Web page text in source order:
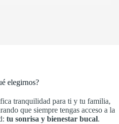
elegirnos?
tranquilidad para ti y tu familia,
que siempre tengas acceso a la
tu sonrisa y bienestar bucal.